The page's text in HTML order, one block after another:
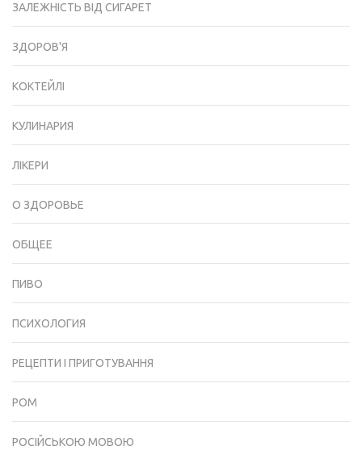
ЗАЛЕЖНІСТЬ ВІД СИГАРЕТ
ЗДОРОВ'Я
КОКТЕЙЛІ
КУЛИНАРИЯ
ЛІКЕРИ
О ЗДОРОВЬЕ
ОБЩЕЕ
ПИВО
ПСИХОЛОГИЯ
РЕЦЕПТИ І ПРИГОТУВАННЯ
РОМ
РОСІЙСЬКОЮ МОВОЮ